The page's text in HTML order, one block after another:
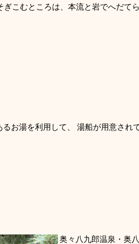
こむところは、本流と岩でへだて
お湯を利用して、 湯船が用意され
奥々八九郎温泉・奥